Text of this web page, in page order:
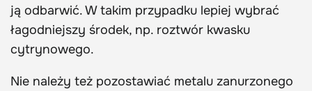
ją odbarwić. W takim przypadku lepiej wybrać
łagodniejszy środek, np. roztwór kwasku
cytrynowego.
Nie należy też pozostawiać metalu zanurzonego